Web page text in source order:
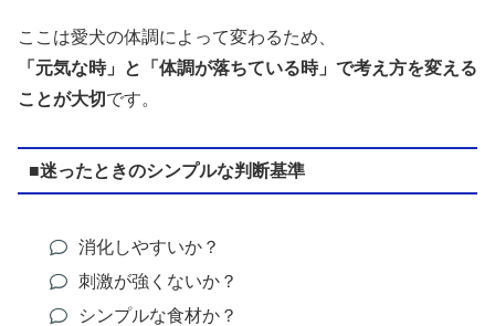
ここは愛犬の体調によって変わるため、
「元気な時」と「体調が落ちている時」で考え方を変える
ことが大切 です。
■迷ったときのシンプルな判断基準
消化しやすいか？
刺激が強くないか？
シンプルな食材か？